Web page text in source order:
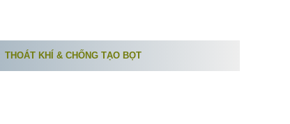
THOÁT KHÍ & CHỐNG TẠO BỌT